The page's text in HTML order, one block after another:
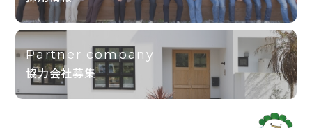
Partner company
協力会社募集